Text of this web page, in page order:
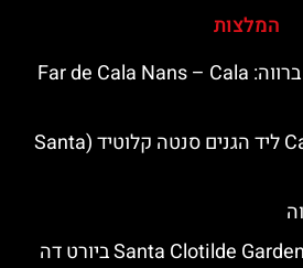
המלצות
המגדלור של קוסטה ברווה: ‪‪Far de Cala Nans – Cala
חוף ים Cala Boadella ליד הגנים סנטה קלוטיד (Santa
גנים סנטה קלוטיד Santa Clotilde Gardens ביורט דה